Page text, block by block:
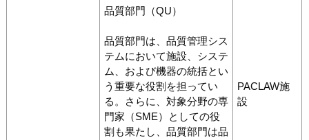
品質部門（QU）
品質部門は、品質管理シス
テムにおいて施設、システ
ム、および機器の統括とい
う重要な役割を担ってい
る。さらに、対象分野の専
門家（SME）としての役
割も果たし、品質部門は品
PACLAW施
設